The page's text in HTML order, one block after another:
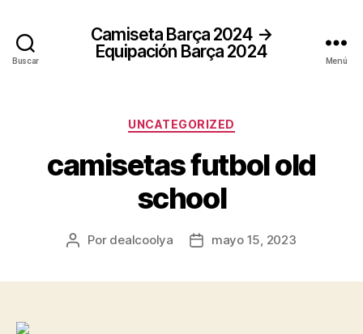
Buscar
Camiseta Barça 2024 →
Equipación Barça 2024
Menú
Categorías
UNCATEGORIZED
camisetas futbol old
school
Autor
Por dealcoolya
Fechamayo 15, 2023